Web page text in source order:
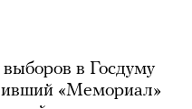
в Госдуму
«Мемориал»